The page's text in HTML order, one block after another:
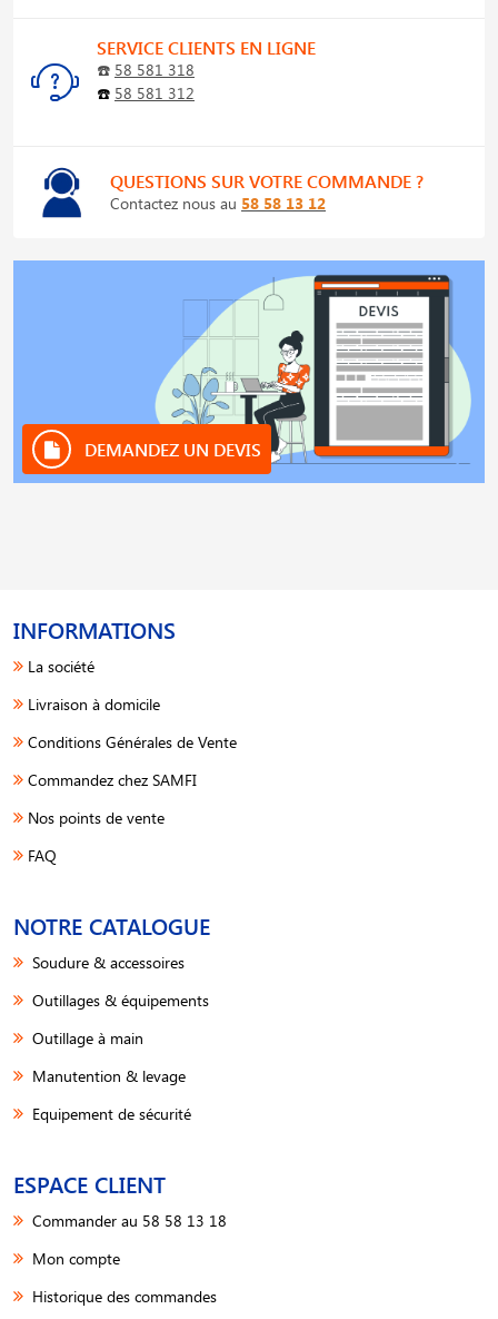
SERVICE CLIENTS EN LIGNE
☎️ 58 581 318
☎️ 58 581 312
QUESTIONS SUR VOTRE COMMANDE ?
Contactez nous au 58 58 13 12
DEMANDEZ UN DEVIS
INFORMATIONS
La société
Livraison à domicile
Conditions Générales de Vente
Commandez chez SAMFI
Nos points de vente
FAQ
NOTRE CATALOGUE
Soudure & accessoires
Outillages & équipements
Outillage à main
Manutention & levage
Equipement de sécurité
ESPACE CLIENT
Commander au 58 58 13 18
Mon compte
Historique des commandes